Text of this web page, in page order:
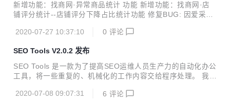
新增功能：找商网·异常商品统计 功能 新增功能：找商网·店
铺评分统计--店铺评分下降占比统计功能 修复BUG: 因爱采购
各位大佬，欢迎试用并给出宝贵意见！
2020-07-27 10:37:10 0 评论
SEO Tools V2.0.2 发布
SEO Tools 是一款为了提高SEO运维人员生产力的自动化办公
工具，将一些重复的、机械化的工作内容交给程序处理。 我们
站，查看关键词、描述信息、备案、网站状态等工作内容，每
2020-07-08 09:07:31 6 评论